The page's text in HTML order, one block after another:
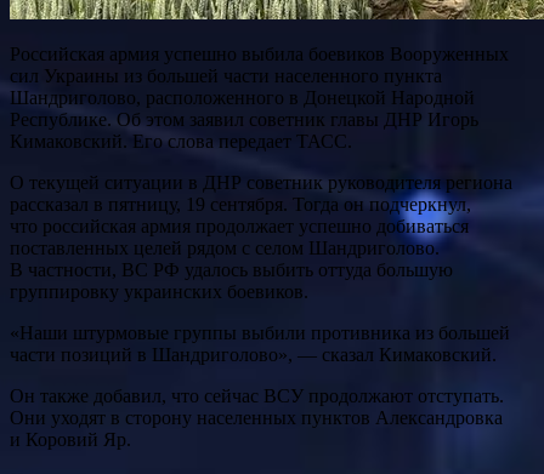
Российская армия успешно выбила боевиков Вооруженных
сил Украины из большей части населенного пункта
Шандриголово, расположенного в Донецкой Народной
Республике. Об этом заявил советник главы ДНР Игорь
Кимаковский. Его слова передает ТАСС.
О текущей ситуации в ДНР советник руководителя региона
рассказал в пятницу, 19 сентября. Тогда он подчеркнул,
что российская армия продолжает успешно добиваться
поставленных целей рядом с селом Шандриголово.
В частности, ВС РФ удалось выбить оттуда большую
группировку украинских боевиков.
«Наши штурмовые группы выбили противника из большей
части позиций в Шандриголово», — сказал Кимаковский.
Он также добавил, что сейчас ВСУ продолжают отступать.
Они уходят в сторону населенных пунктов Александровка
и Коровий Яр.